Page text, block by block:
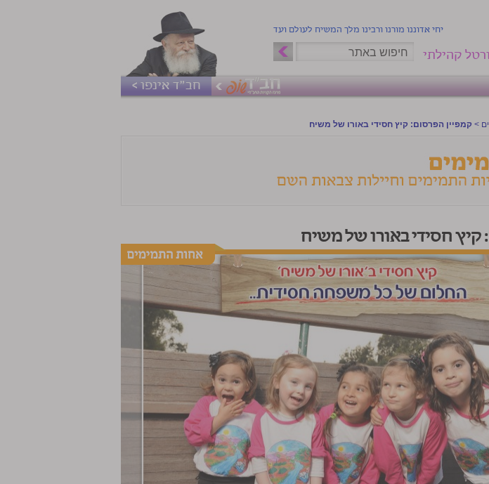
יחי אדוננו מורנו ורבינו מלך המשיח לעולם ועד
קהילתי
חב"ד אינפו >
> קמפיין הפרסום: קיץ חסידי באורו של משיח
קיץ חסידי באורו של משיח